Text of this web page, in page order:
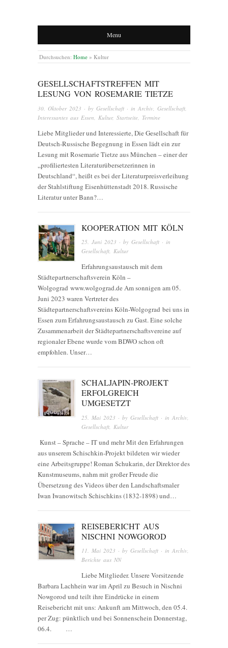
Menu
Durchsuchen: Home » Kultur
GESELLSCHAFTSTREFFEN MIT
LESUNG VON ROSEMARIE TIETZE
30. Oktober 2023 · by Gesellschaft · in Archiv Gesellschaft
Interessantes aus Essen
Kultur, Startseite Termine
Liebe Mitglieder und Interessierte, Die Gesellschaft für
Deutsch-Russische Begegnung in Essen lädt ein zur
Lesung mit Rosemarie Tietze aus München – einer der
„profiliertesten Literaturübersetzerinnen in
Deutschland“, heißt es bei der Literaturpreisverleihung
der Stahlstiftung Eisenhüttenstadt 2018. Russische
Literatur unter Bann?…
KOOPERATION MIT KÖLN
25. Juni 2023 · byGesellschaft · in
Gesellschaft,Kultur
Erfahrungsaustausch mit dem
Städtepartnerschaftsverein Köln –
Wolgograd www.wolgograd.de Am sonnigen am 05.
Juni 2023 waren Vertreter des
Städtepartnerschaftsvereins Köln-Wolgograd bei uns in
Essen zum Erfahrungsaustausch zu Gast. Eine solche
Zusammenarbeit der Städtepartnerschaftsvereine auf
regionaler Ebene wurde vom BDWO schon oft
empfohlen. Unser…
SCHALJAPIN-PROJEKT
ERFOLGREICH
UMGESETZT
25. Mai 2023 · byGesellschaft · inArchiv
Gesellschaft Kultur
Kunst – Sprache – IT und mehr Mit den Erfahrungen
aus unserem Schischkin-Projekt bildeten wir wieder
eine Arbeitsgruppe! Roman Schukarin, der Direktor des
Kunstmuseums, nahm mit großer Freude die
Übersetzung des Videos über den Landschaftsmaler
Iwan Iwanowitsch Schischkins (1832-1898) und…
REISEBERICHT AUS
NISCHNI NOWGOROD
11. Mai 2023 · byGesellschaft · inArchiv,
Berichte aus NN
Liebe Mitglieder. Unsere Vorsitzende
Barbara Lachhein war im April zu Besuch in Nischni
Nowgorod und teilt ihre Eindrücke in einem
Reisebericht mit uns: Ankunft am Mittwoch, den 05.4.
per Zug: pünktlich und bei Sonnenschein Donnerstag,
06.4. …